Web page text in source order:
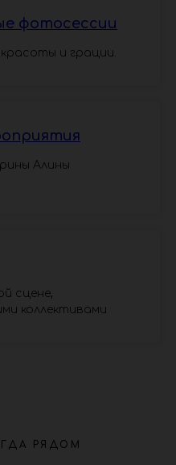
фотосессии
и грации.
Алины
сцене,
коллективами
РЯДОМ